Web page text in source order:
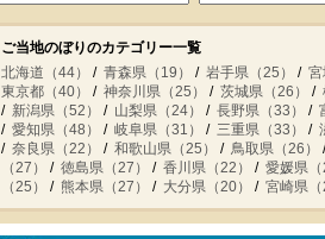
ご当地のぼりのカテゴリー一覧
北海道（44）
青森県（19） 岩手県（25） 宮
東京都（40）
神奈川県（25） 茨城県（26）
新潟県（52）
山梨県（24） 長野県（33）
愛知県（48）
岐阜県（31） 三重県（33）
奈良県（22）
和歌山県（25） 鳥取県（26）
（27）
徳島県（27） 香川県（22） 愛媛県（
（25）
熊本県（27） 大分県（20） 宮崎県（